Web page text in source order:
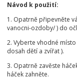
Návod k použití:
1. Opatrně připevněte
vanocni-ozdoby/ ) do
2. Vyberte vhodné
dosah dětí a zvířat ).
3. Opatrně zavěste
háček zahněte.